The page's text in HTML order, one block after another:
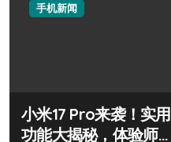
手机新闻
小米17 Pro来袭！实用
功能大揭秘，体验师抢